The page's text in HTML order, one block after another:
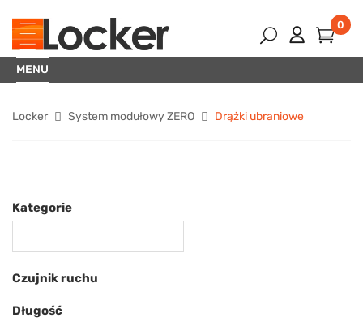
0
MENU
Locker System modułowy ZERO Drążki ubraniowe
Kategorie
Czujnik ruchu
Długość